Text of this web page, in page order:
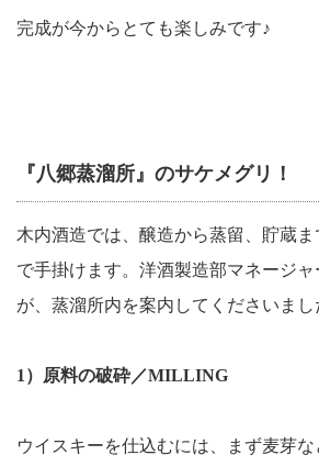
完成が今からとても楽しみです♪
『八郷蒸溜所』のサケメグリ！
木内酒造では、醸造から蒸留、貯蔵
で手掛けます。洋酒製造部マネージ
が、蒸溜所内を案内してくださいまし
1）原料の破砕／MILLING
ウイスキーを仕込むには、まず麦芽